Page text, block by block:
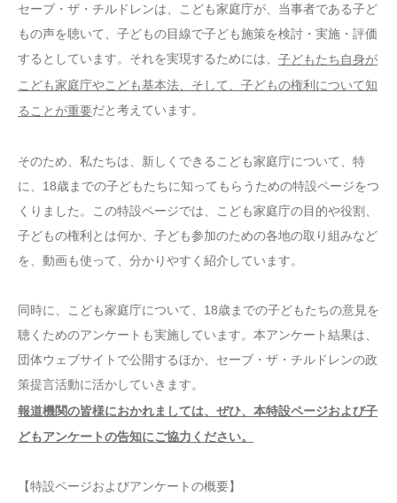
セーブ・ザ・チルドレンは、こども家庭庁が、当事者である子ど
もの声を聴いて、子どもの目線で子ども施策を検討・実施・評価
するとしています。それを実現するためには、 子どもたち自身が
こども家庭庁やこども基本法、そして、子どもの権利について知
ることが重要だと考えています。
そのため、私たちは、新しくできるこども家庭庁について、特
に、18歳までの子どもたちに知ってもらうための特設ページをつ
くりました。この特設ページでは、こども家庭庁の目的や役割、
子どもの権利とは何か、子ども参加のための各地の取り組みなど
を、動画も使って、分かりやすく紹介しています。
同時に、こども家庭庁について、18歳までの子どもたちの意見を
聴くためのアンケートも実施しています。本アンケート結果は、
団体ウェブサイトで公開するほか、セーブ・ザ・チルドレンの政
策提言活動に活かしていきます。
報道機関の皆様におかれましては、ぜひ、本特設ページおよび子
どもアンケートの告知にご協力ください。
【特設ページおよびアンケートの概要】